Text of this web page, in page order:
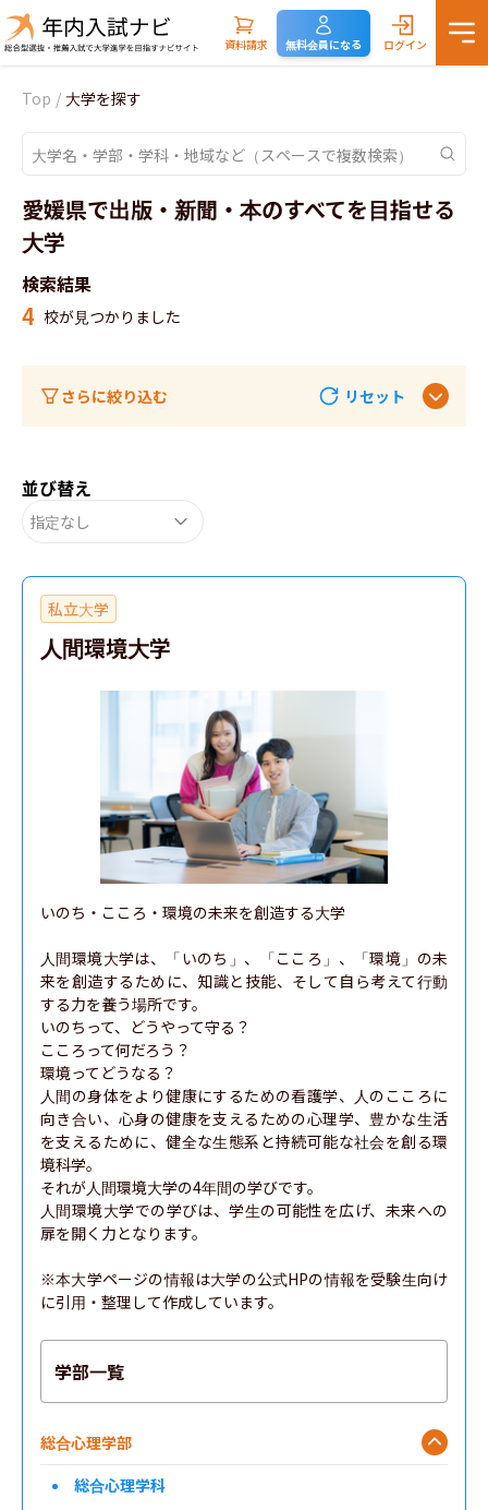
資料請求 無料会員になる ログイン
Top / 大学を探す
愛媛県で出版・新聞・本のすべてを目指せる
大学
検索結果
4 校が見つかりました
さらに絞り込む リセット
並び替え
指定なし
私立大学
人間環境大学
いのち・こころ・環境の未来を創造する大学
人間環境大学は、「いのち」、「こころ」、「環境」の未
来を創造するために、知識と技能、そして自ら考えて行動
する力を養う場所です。
いのちって、どうやって守る？
こころって何だろう？
環境ってどうなる？
人間の身体をより健康にするための看護学、人のこころに
向き合い、心身の健康を支えるための心理学、豊かな生活
を支えるために、健全な生態系と持続可能な社会を創る環
境科学。
それが人間環境大学の4年間の学びです。
人間環境大学での学びは、学生の可能性を広げ、未来への
扉を開く力となります。
※本大学ページの情報は大学の公式HPの情報を受験生向け
に引用・整理して作成しています。
学部一覧
総合心理学部
総合心理学科